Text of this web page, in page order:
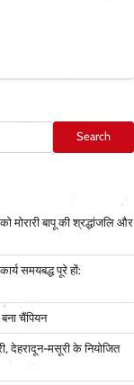
Search
मोरारी बापू की श्रद्धांजलि और
समयबद्ध पूरे हों:
चैंपियन
देहरादून-मसूरी के नियोजित